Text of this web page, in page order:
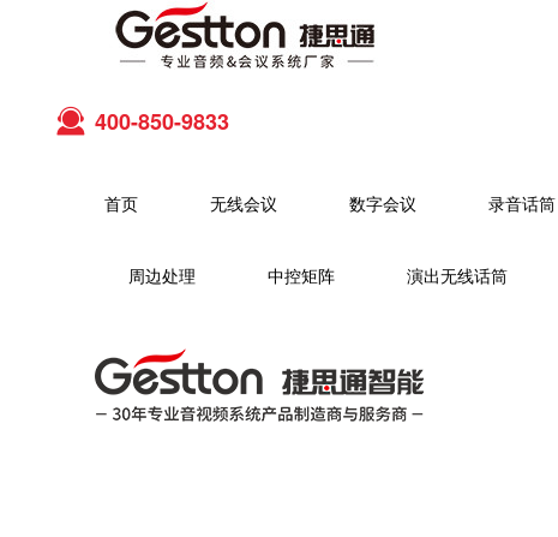
400-850-9833
首页 无线会议 数字会议 录音话筒
周边处理 中控矩阵 演出无线话筒